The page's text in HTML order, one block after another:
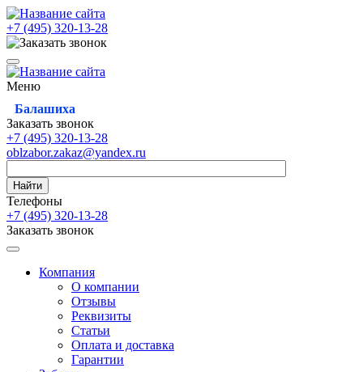
+7 (495) 320-13-28
Меню
Балашиха
Заказать звонок
+7 (495) 320-13-28
oblzabor.zakaz@yandex.ru
Найти
Телефоны
+7 (495) 320-13-28
Заказать звонок
Компания
О компании
Отзывы
Реквизиты
Статьи
Оплата и доставка
Гарантии